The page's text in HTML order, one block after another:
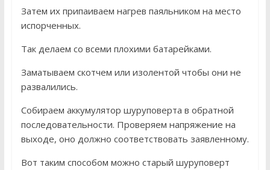
Затем их припаиваем нагрев паяльником на место
испорченных.
Так делаем со всеми плохими батарейками.
Заматываем скотчем или изолентой чтобы они не
развалились.
Собираем аккумулятор шуруповерта в обратной
последовательности. Проверяем напряжение на
выходе, оно должно соответствовать заявленному.
Вот таким способом можно старый шуруповерт